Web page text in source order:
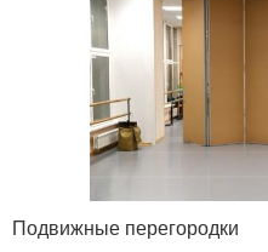
Подвижные перегородки